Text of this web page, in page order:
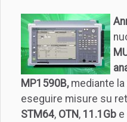
MP1590B,mediante la
eseguire misure su
STM64, OTN , 11.1Gb e